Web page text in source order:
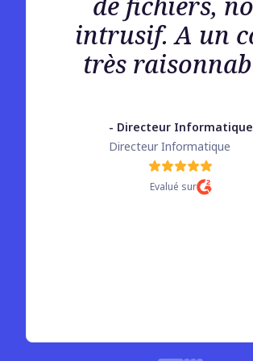
intrusif. A un
très
- Directeur Informatique
Directeur Informatique
Evalué sur